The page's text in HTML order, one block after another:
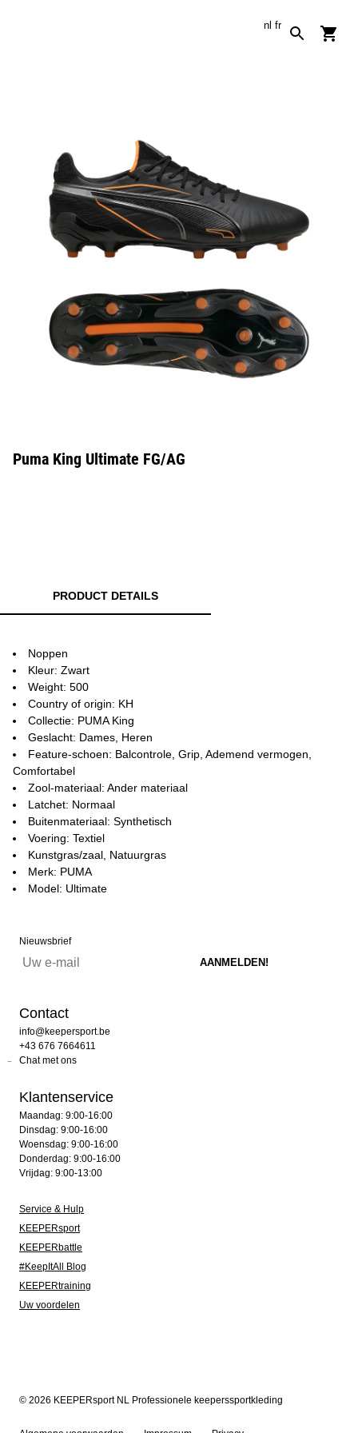
nl fr
Puma King Ultimate FG/AG
PRODUCT DETAILS
Noppen
Kleur: Zwart
Weight: 500
Country of origin: KH
Collectie: PUMA King
Geslacht: Dames, Heren
Feature-schoen: Balcontrole, Grip, Ademend vermogen,
Comfortabel
Zool-materiaal: Ander materiaal
Latchet: Normaal
Buitenmateriaal: Synthetisch
Voering: Textiel
Kunstgras/zaal, Natuurgras
Merk: PUMA
Model: Ultimate
Nieuwsbrief
Contact
info@keepersport.be
+43 676 7664611
Chat met ons
Klantenservice
Maandag: 9:00-16:00
Dinsdag: 9:00-16:00
Woensdag: 9:00-16:00
Donderdag: 9:00-16:00
Vrijdag: 9:00-13:00
Service & Hulp
KEEPERsport
KEEPERbattle
#KeepItAll Blog
KEEPERtraining
Uw voordelen
© 2026 KEEPERsport NL Professionele keeperssportkleding